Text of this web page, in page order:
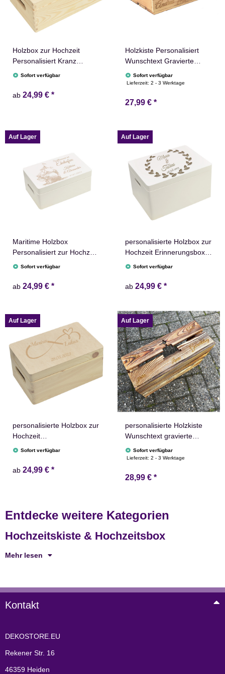
Holzbox zur Hochzeit
Personalisiert Kranz
Zweige Namen
Sofort verfügbar
ab 24,99 € *
Holzkiste Personalisiert
Wunschtext Gravierte
Erinnerungskiste Geschenk
Sofort verfügbar
Lieferzeit:2 - 3 Werktage
27,99 € *
Auf Lager
Maritime Holzbox
Personalisiert zur Hochzeit
Ehehafen Erinnerungsbox
Sofort verfügbar
ab 24,99 € *
Auf Lager
personalisierte Holzbox zur
Hochzeit Erinnerungsbox
Aufbewahrungsbox
Sofort verfügbar
ab 24,99 € *
Auf Lager
personalisierte Holzbox zur
Hochzeit
Hochzeitsgeschenk
Sofort verfügbar
ab 24,99 € *
Auf Lager
personalisierte Holzkiste
Wunschtext gravierte
Erinnerungskiste Geschenk
Sofort verfügbar
Lieferzeit:2 - 3 Werktage
28,99 € *
Entdecke weitere Kategorien
Hochzeitskiste & Hochzeitsbox
Mehr lesen
Kontakt
DEKOSTORE.EU
Rekener Str. 16
46359 Heiden